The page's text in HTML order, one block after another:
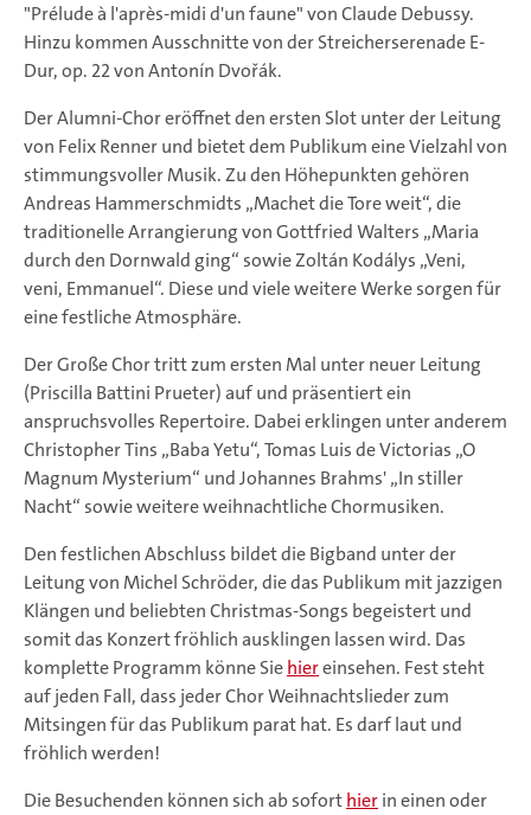
"Prélude à l'après-midi d'un faune" von Claude Debussy.
Hinzu kommen Ausschnitte von der Streicherserenade E-
Dur, op. 22 von Antonín Dvořák.
Der Alumni-Chor eröffnet den ersten Slot unter der Leitung
von Felix Renner und bietet dem Publikum eine Vielzahl von
stimmungsvoller Musik. Zu den Höhepunkten gehören
Andreas Hammerschmidts „Machet die Tore weit“, die
traditionelle Arrangierung von Gottfried Walters „Maria
durch den Dornwald ging“ sowie Zoltán Kodálys „Veni,
veni, Emmanuel“. Diese und viele weitere Werke sorgen für
eine festliche Atmosphäre.
Der Große Chor tritt zum ersten Mal unter neuer Leitung
(Priscilla Battini Prueter) auf und präsentiert ein
anspruchsvolles Repertoire. Dabei erklingen unter anderem
Christopher Tins „Baba Yetu“, Tomas Luis de Victorias „O
Magnum Mysterium“ und Johannes Brahms' „In stiller
Nacht“ sowie weitere weihnachtliche Chormusiken.
Den festlichen Abschluss bildet die Bigband unter der
Leitung von Michel Schröder, die das Publikum mit jazzigen
Klängen und beliebten Christmas-Songs begeistert und
somit das Konzert fröhlich ausklingen lassen wird. Das
komplette Programm könne Siehiereinsehen. Fest steht
auf jeden Fall, dass jeder Chor Weihnachtslieder zum
Mitsingen für das Publikum parat hat. Es darf laut und
fröhlich werden!
Die Besuchenden können sich ab soforthierin einen oder